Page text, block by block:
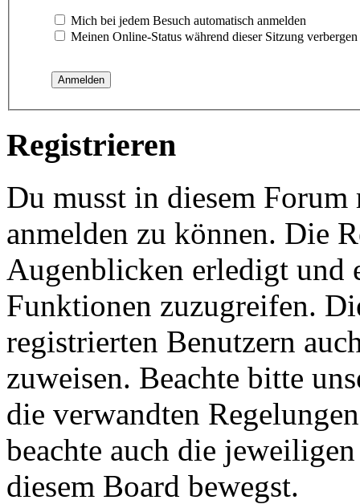
Mich bei jedem Besuch automatisch anmelden
Meinen Online-Status während dieser Sitzung verbergen
Registrieren
Du musst in diesem
anmelden zu können. Die
Augenblicken erledigt und
Funktionen zuzugreifen.
registrierten Benutzern
zuweisen. Beachte bitte
die verwandten
beachte auch die
diesem Board bewegst.